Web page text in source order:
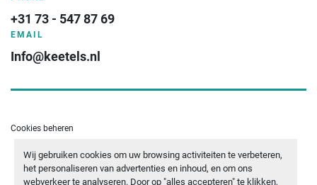
Wij gebruiken cookies om uw browsing activiteiten te verbeteren,
het personaliseren van advertenties en inhoud, en om ons
webverkeer te analyseren. Door op "alles accepteren" te klikken,
+31 73 - 547 87 69
EMAIL
Info@keetels.nl
Cookies beheren
- YOUTUBE - LINKEDIN - WHATSAPP